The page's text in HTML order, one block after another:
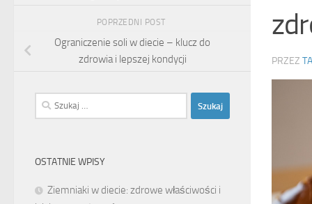
PRZEZ
POPRZEDNI POST
Ograniczenie soli w diecie – klucz do
zdrowia i lepszej kondycji
Szukaj:
OSTATNIE WPISY
Ziemniaki w diecie: zdrowe właściwości i